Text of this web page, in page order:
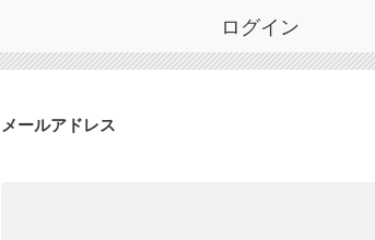
ログイン
メールアドレス